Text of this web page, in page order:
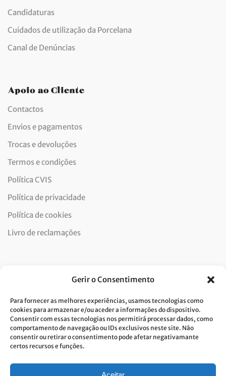
Gerir o Consentimento
Para fornecer as melhores experiências, usamos tecnologias como
cookies para armazenar e/ou aceder a informações do dispositivo.
Consentir com essas tecnologias nos permitirá processar dados, como
comportamento de navegação ou IDs exclusivos neste site. Não
consentir ou retirar o consentimento pode afetar negativamante
certos recursos e funções.
Candidaturas
Cuidados de utilização da Porcelana
Canal de Denúncias
Apoio ao Cliente
Contactos
Envios e pagamentos
Trocas e devoluções
Termos e condições
Política CVIS
Política de privacidade
Política de cookies
Livro de reclamações
Dou consentimento ao tratamento de dados e aceito a
política de privacidade.*
A Costa Verde está comprometida com a implementação do RGPD. Para
Cliqueaquie conheça a nossa Política de Privacidade.